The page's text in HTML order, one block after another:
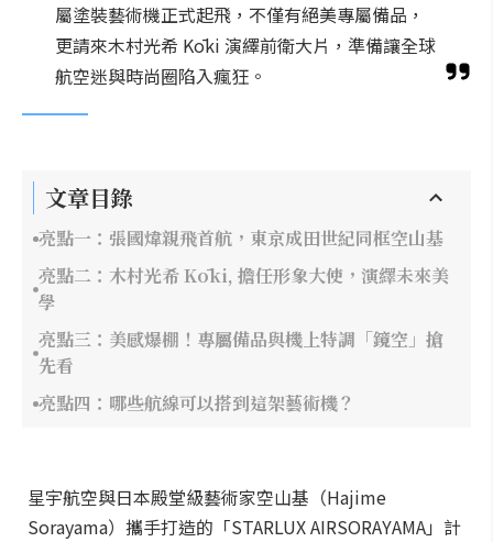
屬塗裝藝術機正式起飛，不僅有絕美專屬備品，
更請來木村光希 Kōki 演繹前衛大片，準備讓全球
航空迷與時尚圈陷入瘋狂。
文章目錄
亮點一：張國煒親飛首航，東京成田世紀同框空山基
亮點二：木村光希 Kōki, 擔任形象大使，演繹未來美
學
亮點三：美感爆棚！專屬備品與機上特調「鏡空」搶
先看
亮點四：哪些航線可以搭到這架藝術機？
星宇航空與日本殿堂級藝術家空山基（Hajime
Sorayama）攜手打造的「STARLUX AIRSORAYAMA」計